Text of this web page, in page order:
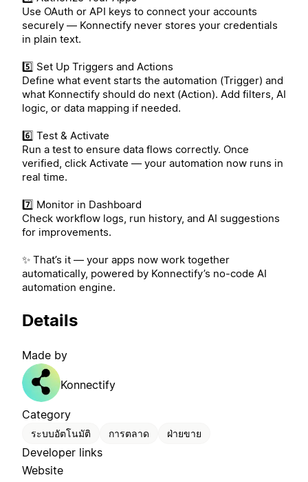
Use OAuth or API keys to connect your accounts
securely — Konnectify never stores your credentials
in plain text.
5️⃣ Set Up Triggers and Actions
Define what event starts the automation (Trigger) and
what Konnectify should do next (Action). Add filters, AI
logic, or data mapping if needed.
6️⃣ Test & Activate
Run a test to ensure data flows correctly. Once
verified, click Activate — your automation now runs in
real time.
7️⃣ Monitor in Dashboard
Check workflow logs, run history, and AI suggestions
for improvements.
✨ That’s it — your apps now work together
automatically, powered by Konnectify’s no-code AI
automation engine.
Details
Made by
Konnectify
Category
ระบบอัตโนมัติ การตลาด ฝ่ายขาย
Developer links
Website